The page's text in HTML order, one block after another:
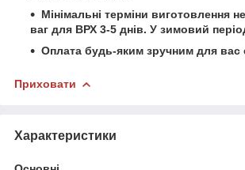
Мінімальні терміни виготовлення
ваг для ВРХ 3-5 днів. У зимовий
Оплата будь-яким зручним для вас
Приховати
Характеристики